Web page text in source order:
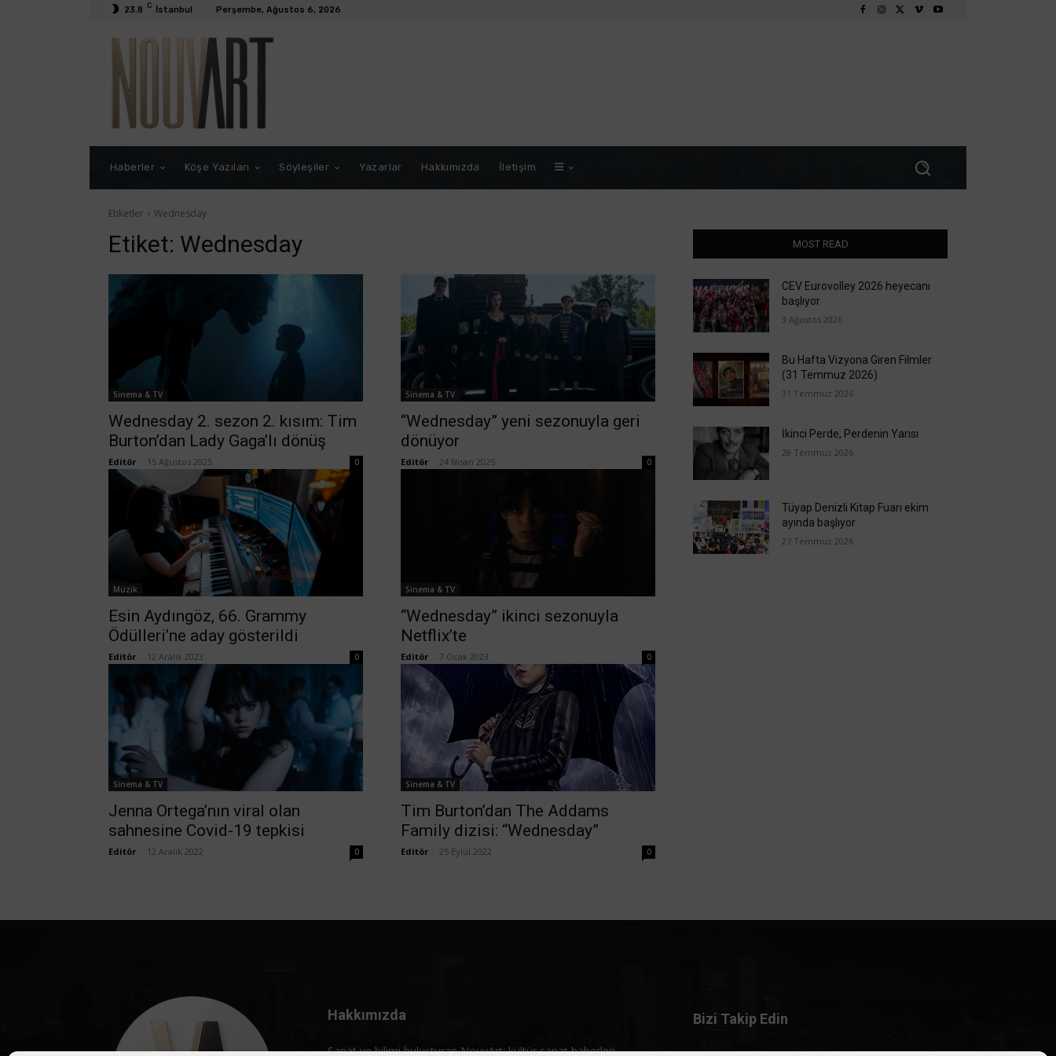
23.8 C İstanbul Perşembe, Ağustos 6, 2026
Haberler Köşe Yazıları Söyleşiler Yazarlar Hakkımızda İletişim
Etiketler Wednesday
Etiket: Wednesday
Sinema & TV
Wednesday 2. sezon 2. kısım: Tim
Burton’dan Lady Gaga’lı dönüş
Editör 15 Ağustos 2025 0
Sinema & TV
“Wednesday” yeni sezonuyla geri
dönüyor
Editör 24 Nisan 2025 0
Müzik
Esin Aydıngöz, 66. Grammy
Ödülleri’ne aday gösterildi
Editör 12 Aralık 2023 0
Sinema & TV
“Wednesday” ikinci sezonuyla
Netflix’te
Editör 7 Ocak 2023 0
Sinema & TV
Jenna Ortega’nın viral olan
sahnesine Covid-19 tepkisi
Editör 12 Aralık 2022 0
Sinema & TV
Tim Burton’dan The Addams
Family dizisi: “Wednesday”
Editör 25 Eylül 2022 0
MOST READ
CEV Eurovolley 2026 heyecanı
başlıyor
3 Ağustos 2026
Bu Hafta Vizyona Giren Filmler
(31 Temmuz 2026)
31 Temmuz 2026
İkinci Perde, Perdenin Yarısı
28 Temmuz 2026
Tüyap Denizli Kitap Fuarı ekim
ayında başlıyor
27 Temmuz 2026
Hakkımızda
Sanat ve bilimi buluşturan NouvArt; kültür sanat haberleri,
Bizi Takip Edin